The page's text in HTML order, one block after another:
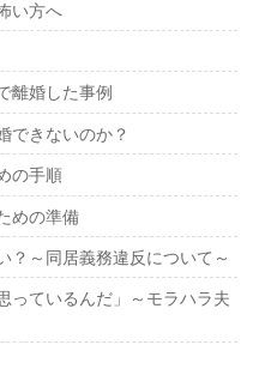
い方へ
離婚した事例
できないのか？
の手順
めの準備
？～同居義務違反について～
っているんだ」～モラハラ夫